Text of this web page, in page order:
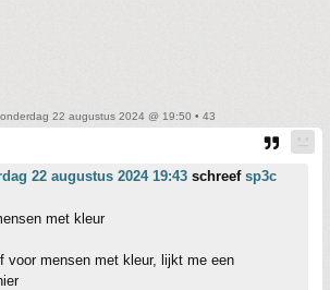
22 augustus 2024 @ 19:50 • 43
22 augustus 2024 19:43 schreef sp3c
met kleur
voor mensen met kleur, lijkt me een